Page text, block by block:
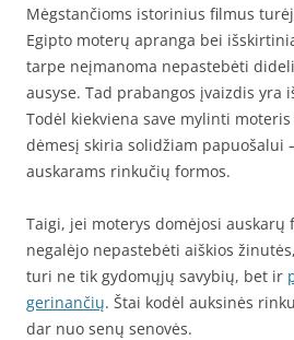
Mėgstančioms istorinius filmus
Egipto moterų apranga bei
tarpe neįmanoma nepastebėti
ausyse. Tad prabangos įvaizdis yra
Todėl kiekviena save mylinti
dėmesį skiria solidžiam papuošalui
auskarams rinkučių formos.
Taigi, jei moterys domėjosi auskarų
negalėjo nepastebėti aiškios
turi ne tik gydomųjų savybių, bet ir
gerinančių. Štai kodėl auksinės
dar nuo senų senovės.